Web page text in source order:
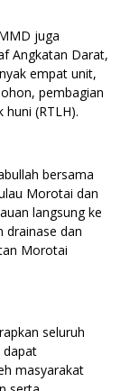
juga
Angkatan Darat,
empat unit,
pembagian
(RTLH).
bersama
Morotai dan
langsung ke
drainase dan
Morotai
seluruh
dapat
masyarakat